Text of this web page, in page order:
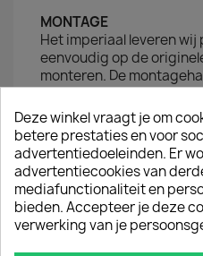
MONTAGE
Het imperiaal leveren wij
eenvoudig op de
monteren. De
montagematerialen
Het verschil tussen een
dakrek zit hem vooral in
uitstraling. Qua
minimaal verschil. Met
heb je wel minder
persoonlijke voorkeur
Deze winkel vraagt je om
betere prestaties en voor
advertentiedoeleinden. Er
advertentiecookies van
mediafunctionaliteit en
bieden. Accepteer je deze
verwerking van je